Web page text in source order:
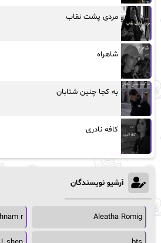
مردی پشت نقاب
شاهراه
به کجا چنین شتابان
کافه نادری
آرشیو نویسندگان
Aleatha Romig
r